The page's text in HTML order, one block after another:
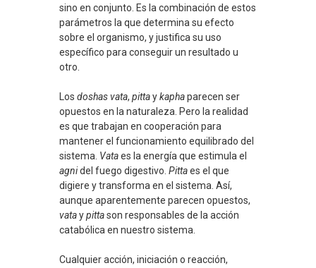
sino en conjunto. Es la combinación de estos
parámetros la que determina su efecto
sobre el organismo, y justifica su uso
específico para conseguir un resultado u
otro.
Los doshasvata, pittaykaphaparecen ser
opuestos en la naturaleza. Pero la realidad
es que trabajan en cooperación para
mantener el funcionamiento equilibrado del
sistema. Vataes la energía que estimula el
agnidel fuego digestivo. Pittaes el que
digiere y transforma en el sistema. Así,
aunque aparentemente parecen opuestos,
vataypittason responsables de la acción
catabólica en nuestro sistema.
Cualquier acción, iniciación o reacción,